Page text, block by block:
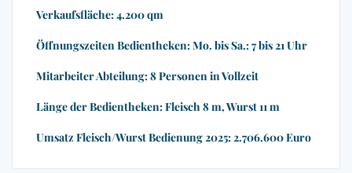
Verkaufsfläche: 4.200 qm
Öffnungszeiten Bedientheken: Mo. bis Sa.: 7 bis 21 Uhr
Mitarbeiter Abteilung: 8 Personen in Vollzeit
Länge der Bedientheken: Fleisch 8 m, Wurst 11 m
Umsatz Fleisch/Wurst Bedienung 2025: 2.706.600 Euro